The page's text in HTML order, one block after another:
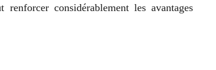
considérablement les avantages